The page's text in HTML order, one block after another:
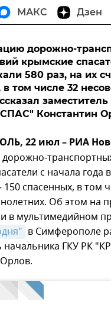
МАКС Дзен
дорожно-
крымские
580 раз, на их
в том числе 32
Константин
22 июл – РИА
с начала года
150 спасенных, в том
Об этом на
в мультимедийном
в Симферополе
начальника ГКУ РК